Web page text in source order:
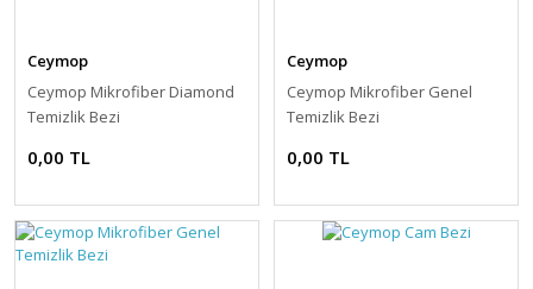
Ceymop
Ceymop Mikrofiber Diamond
Temizlik Bezi
0,00 TL
Ceymop
Ceymop Mikrofiber Genel
Temizlik Bezi
0,00 TL